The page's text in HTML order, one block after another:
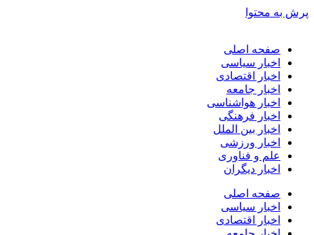
پرش به محتوا
صفحه اصلی
اخبار سیاسی
اخبار اقتصادی
اخبار جامعه
اخبار هواشناسی
اخبار فرهنگی
اخبار بین الملل
اخبار ورزشی
علم و فناوری
اخبار دیگران
صفحه اصلی
اخبار سیاسی
اخبار اقتصادی